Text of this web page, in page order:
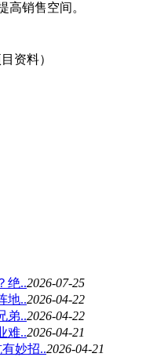
高销售空间。
资料）
绝..2026-07-25
地..2026-04-22
弟..2026-04-22
难..2026-04-21
妙招..2026-04-21